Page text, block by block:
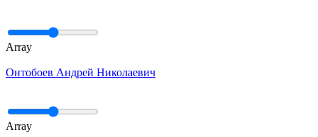
Array
Онтобоев Андрей Николаевич
Array